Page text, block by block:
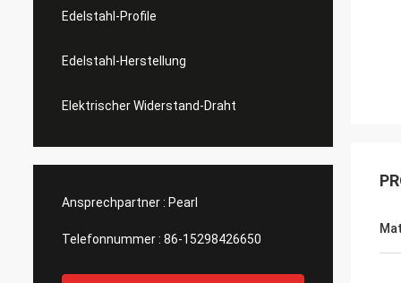
Edelstahl-Profile
Edelstahl-Herstellung
Elektrischer Widerstand-Draht
Ansprechpartner : Pearl
Telefonnummer : 86-15298426650